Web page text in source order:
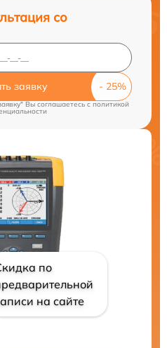
со
заявку
Вы соглашаетесь cполитикой
по
на сайте